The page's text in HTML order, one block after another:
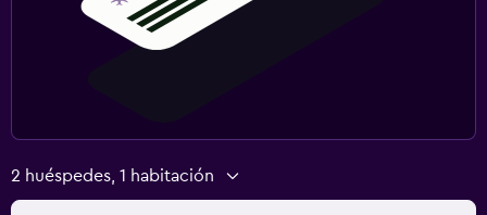
2 huéspedes, 1 habitación